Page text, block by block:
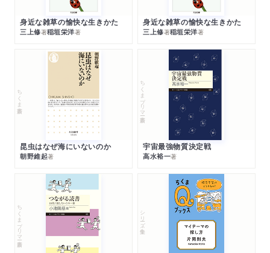
身近な雑草の愉快な生きかた
三上修著稲垣栄洋著
身近な雑草の愉快な生きかた
三上修著稲垣栄洋著
ちくま新書
昆虫はなぜ海にいないのか
朝野維起著
ちくまプリマー新書
宇宙最強物質決定戦
高水裕一著
ちくまプリマー新書 シリーズ・全集